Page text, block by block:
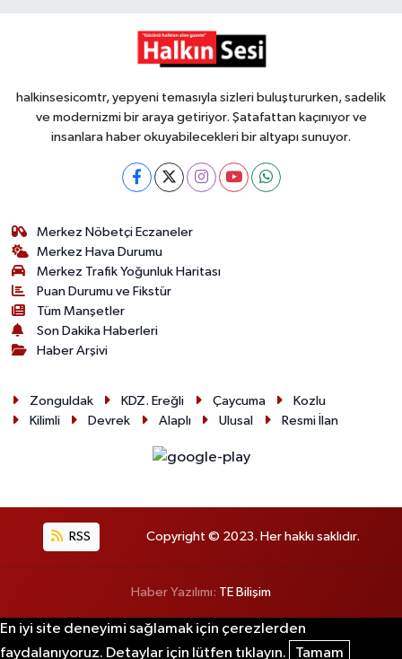
halkinsesicomtr, yepyeni temasıyla sizleri buluştururken, sadelik
ve modernizmi bir araya getiriyor. Şatafattan kaçınıyor ve
insanlara haber okuyabilecekleri bir altyapı sunuyor.
Merkez Nöbetçi Eczaneler
Merkez Hava Durumu
Merkez Trafik Yoğunluk Haritası
Puan Durumu ve Fikstür
Tüm Manşetler
Son Dakika Haberleri
Haber Arşivi
Zonguldak KDZ. Ereğli Çaycuma
Kozlu
Kilimli
Devrek Alaplı Ulusal Resmi İlan
RSS Copyright © 2023. Her hakkı saklıdır.
Haber Yazılımı: TE Bilişim
En iyi site deneyimi sağlamak için çerezlerden
faydalanıyoruz. Detaylar için lütfen tıklayın.
Tamam